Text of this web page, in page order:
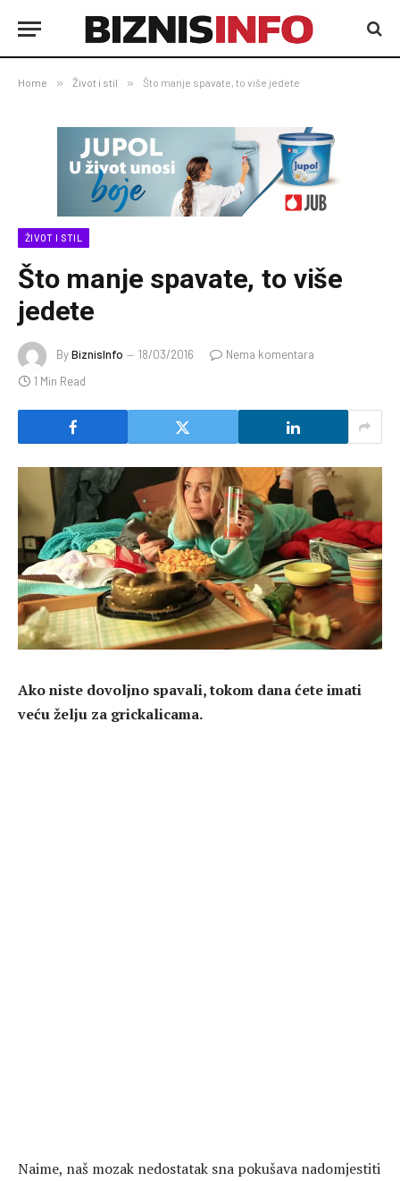
Home » Život i stil » Što manje spavate, to više jedete
ŽIVOT I STIL
Što manje spavate, to više
jedete
ByBiznisInfo 18/03/2016
Nema komentara
1 Min Read
Ako niste dovoljno spavali, tokom dana ćete imati
veću želju za grickalicama.
Naime, naš mozak nedostatak sna pokušava nadomjestiti